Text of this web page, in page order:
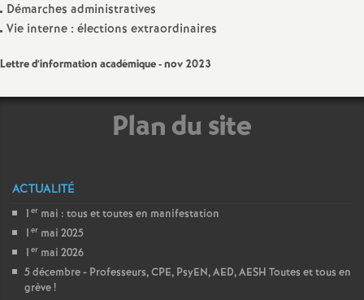
l
s
Démarches administratives
Vie interne : élections extraordinaires
Lettre d’information académique - nov 2023
Plan du site
ACTUALITÉ
1 er mai : tous et toutes en manifestation
1 er mai 2025
1 er mai 2026
5 décembre - Professeurs, CPE, PsyEN, AED, AESH Toutes et tous en
grève!